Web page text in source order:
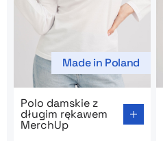
Made in Poland
Polo damskie z
długim rękawem
MerchUp